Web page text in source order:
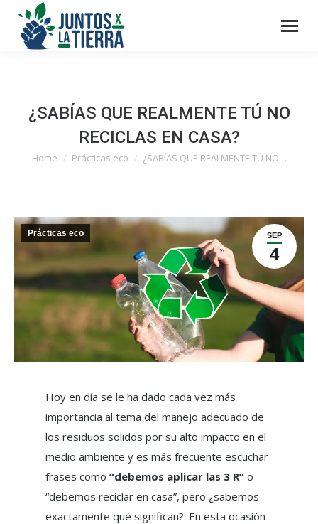
¿SABÍAS QUE REALMENTE TÚ NO
RECICLAS EN CASA?
You are here:
Home Prácticas eco ¿SABÍAS QUE REALMENTE TÚ NO…
SEP
4
Prácticas eco
Hoy en día se le ha dado cada vez más
importancia al tema del manejo adecuado de
los residuos solidos por su alto impacto en el
medio ambiente y es más frecuente escuchar
frases como “debemos aplicar las 3 R”o
“debemos reciclar en casa”, pero ¿sabemos
exactamente qué significan?. En esta ocasión